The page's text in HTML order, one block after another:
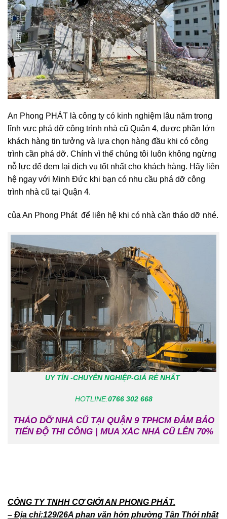
An Phong PHÁT là công ty có kinh nghiệm lâu năm trong
lĩnh vực phá dỡ công trình nhà cũ Quận 4, được phần lớn
khách hàng tin tưởng và lựa chọn hàng đầu khi có công
trình cần phá dỡ. Chính vì thế chúng tôi luôn không ngừng
nỗ lực để đem lại dịch vụ tốt nhất cho khách hàng. Hãy liên
hệ ngay với Minh Đức khi bạn có nhu cầu phá dỡ công
trình nhà cũ tại Quận 4.
của An Phong Phát để liên hệ khi có nhà cần tháo dỡ nhé.
UY TÍN -CHUYÊN NGHIỆP-GIÁ RẺ NHẤT
HOTLINE:0766 302 668
THÁO DỠ NHÀ CŨ TẠI QUẬN 9 TPHCM ĐẢM BẢO
TIẾN ĐỘ THI CÔNG | MUA XÁC NHÀ CŨ LÊN 70%
CÔNG TY TNHH CƠ GIỚI AN PHONG PHÁT.
– Địa chỉ:129/26A phan văn hớn phường Tân Thới nhất